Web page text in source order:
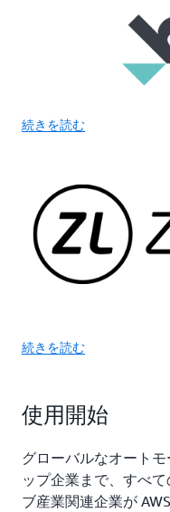
続きを読む
続きを読む
使用開始
グローバルなオート
ップ企業まで、すべ
ブ産業関連企業が